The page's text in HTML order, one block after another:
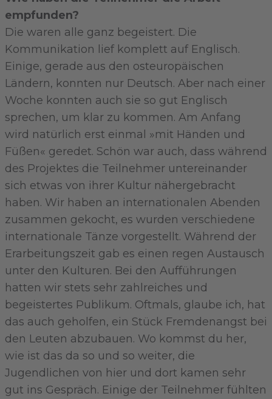
empfunden?
Die waren alle ganz begeistert. Die
Kommunikation lief komplett auf Englisch.
Einige, gerade aus den osteuropäischen
Ländern, konnten nur Deutsch. Aber nach einer
Woche konnten auch sie so gut Englisch
sprechen, um klar zu kommen. Am Anfang
wird natürlich erst einmal »mit Händen und
Füßen« geredet. Schön war auch, dass während
des Projektes die Teilnehmer untereinander
sich etwas von ihrer Kultur nähergebracht
haben. Wir haben an internationalen Abenden
zusammen gekocht, es wurden verschiedene
internationale Tänze vorgestellt. Während der
Erarbeitungszeit gab es einen regen Austausch
unter den Kulturen. Bei den Aufführungen
hatten wir stets sehr zahlreiches und
begeistertes Publikum. Oftmals, glaube ich, hat
das auch geholfen, ein Stück Fremdenangst bei
den Leuten abzubauen. Wo kommst du her,
wie ist das da so und so weiter, die
Jugendlichen von hier und dort kamen sehr
gut ins Gespräch. Einige der Teilnehmer fühlten